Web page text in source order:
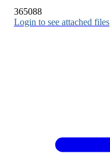
365088
Login to see attached files